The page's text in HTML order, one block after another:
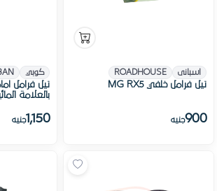
اسبانى ROADHOUSE
تيل فرامل خلفي MG RX5
900جنيه
كوبي
بالعلامة
1,150جنيه